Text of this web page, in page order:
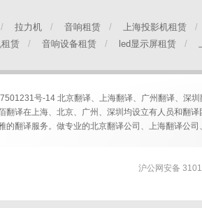
/ 拉力机 / 音响租赁 / 上海投影机租赁
/
赁 / 音响设备租赁 / led显示屏租赁 /
号-14 北京翻译、 上海翻译、 广州翻译、 深圳
翻译在上海、北京、广州、深圳均设立有人员和翻
的翻译服务。做专业的北京翻译公司 、 上海翻译公司
沪公网安备